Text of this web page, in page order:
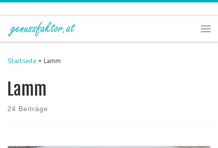
Zum Inhalt springen
Startseite » Lamm
Lamm
24 Beiträge